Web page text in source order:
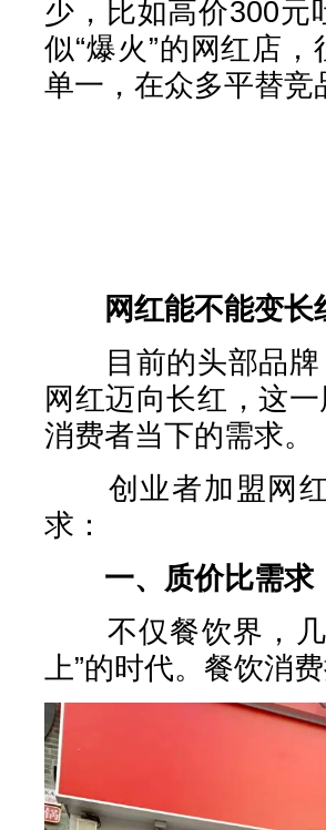
少，比如高价300元
似“爆火”的网红店
单一，在众多平替
网红能不能变长
目前的头部品牌
网红迈向长红，这
消费者当下的需求。
创业者加盟网红
求：
一、质价比需求
不仅餐饮界，几
上”的时代。餐饮消